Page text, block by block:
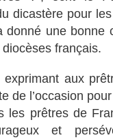
dicastère pour
donné une bonne
français.
aux
de l’occasion
les prêtres de
et